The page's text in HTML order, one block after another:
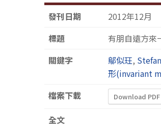
發刊日期
2012年12月
標題
有朋自遠方
關鍵字
鄔似玨,
形(invariant
檔案下載
Download PDF
全文